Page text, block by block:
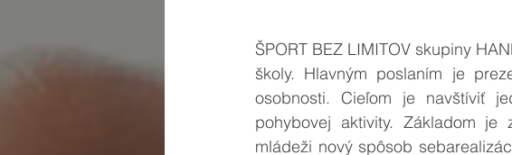
ŠPORT BEZ LIMITOV skupiny
školy. Hlavným poslaním je
osobnosti. Cieľom je navštíviť
pohybovej aktivity. Základom
mládeži nový spôsob